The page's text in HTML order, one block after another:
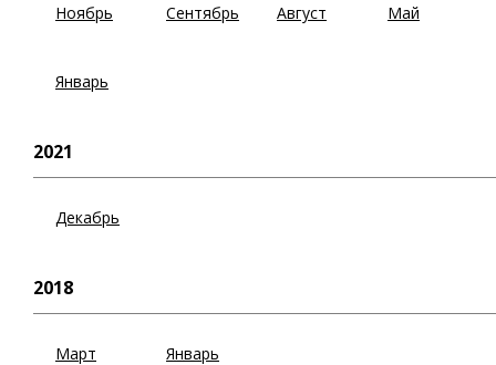
Ноябрь Сентябрь Август Май
Январь
2021
Декабрь
2018
Март Январь